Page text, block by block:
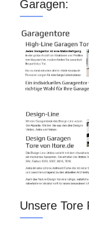
Garagen:
Unsere Tore